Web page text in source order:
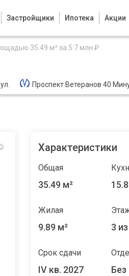
Застройщики Ипотека Акции
35.49 м² за 5.7 млн ₽
Проспект Ветеранов 40
Характеристики
Общая
35.49 м²
Жилая
9.89 м² 3
Срок сдачи
IV кв. 2027 Без